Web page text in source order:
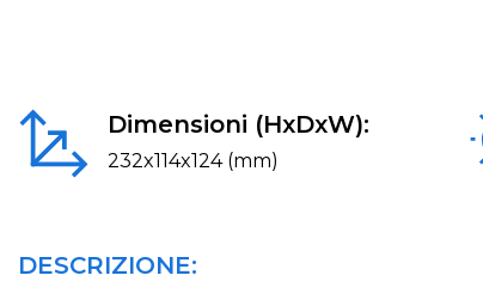
Dimensioni (HxDxW):
232x114x124 (mm)
DESCRIZIONE: